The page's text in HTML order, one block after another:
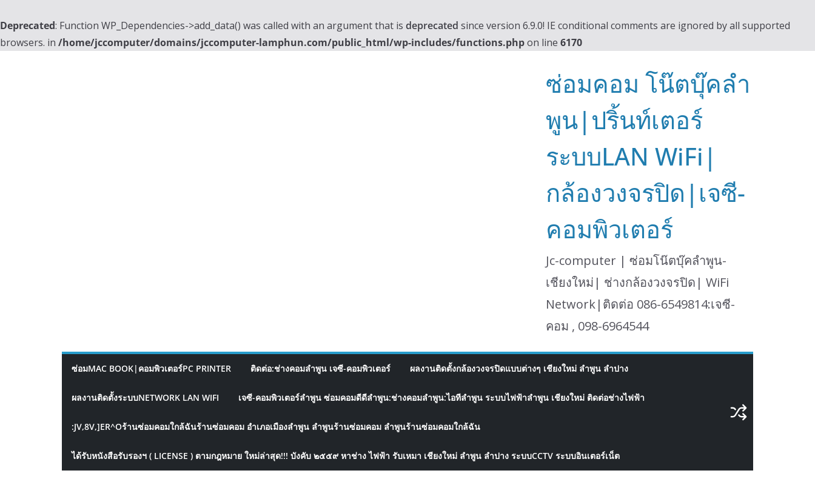
Deprecated: Function WP_Dependencies->add_data() was called with an argument that is deprecated since version 6.9.0! IE conditional comments are ignored by all supported
browsers. in /home/jccomputer/domains/jccomputer-lamphun.com/public_html/wp-includes/functions.phpon line 6170
ซ่อมคอม โน๊ตบุ๊คลำ
พูน|ปริ้นท์เตอร์
ระบบLAN WiFi|
กล้องวงจรปิด|เจซี-
คอมพิวเตอร์
Jc-computer | ซ่อมโน๊ตบุ๊คลำพูน-
เชียงใหม่| ช่างกล้องวงจรปิด| WiFi
Network|ติดต่อ 086-6549814:เจซี-
คอม , 098-6964544
ซ่อมMAC BOOK|คอมพิวเตอร์PC PRINTER ติดต่อ:ช่างคอมลำพูน เจซี-คอมพิวเตอร์ ผลงานติดตั้งกล้องวงจรปิดแบบต่างๆ เชียงใหม่ ลำพูน ลำปาง
ผลงานติดตั้งระบบNETWORK LAN WIFI เจซี-คอมพิวเตอร์ลำพูน ซ่อมคอมดีดีลำพูน:ช่างคอมลำพูน:ไอทีลำพูน ระบบไฟฟ้าลำพูน เชียงใหม่ ติดต่อช่างไฟฟ้า
:JV,8V,]ER^Oร้านซ่อมคอมใกล้ฉันร้านซ่อมคอม อำเภอเมืองลำพูน ลำพูนร้านซ่อมคอม ลำพูนร้านซ่อมคอมใกล้ฉัน
ได้รับหนังสือรับรองฯ ( LICENSE ) ตามกฎหมาย ใหม่ล่าสุด!!! บังคับ ๒๕๕๙ หาช่าง ไฟฟ้า รับเหมา เชียงใหม่ ลำพูน ลำปาง ระบบCCTV ระบบอินเตอร์เน็ต